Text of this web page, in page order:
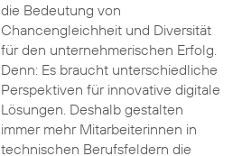
die Bedeutung von
Chancengleichheit und Diversität
für den unternehmerischen Erfolg.
Denn: Es braucht unterschiedliche
Perspektiven für innovative digitale
Lösungen. Deshalb gestalten
immer mehr Mitarbeiterinnen in
technischen Berufsfeldern die